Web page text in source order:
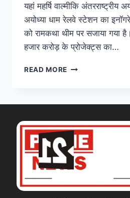
यहां महर्षि वाल्मीकि अंतरराष्ट्रीय
अयोध्या धाम रेलवे स्टेशन का
को रामकथा थीम पर सजाया गया
हजार करोड़ के प्रोजेक्ट्स का…
READ MORE